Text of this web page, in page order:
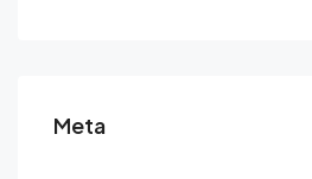
Meta